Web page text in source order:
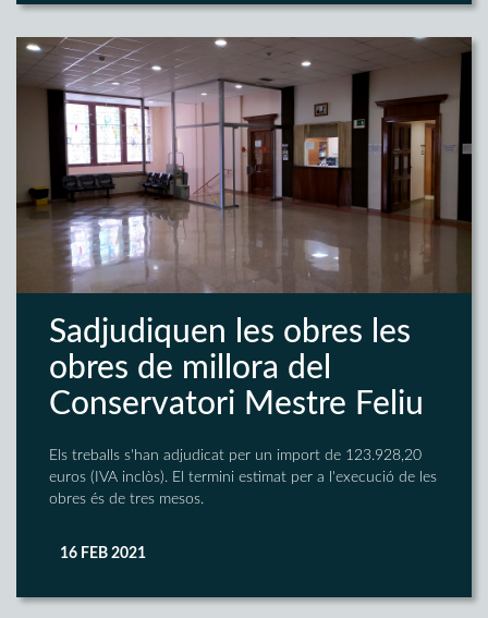
Sadjudiquen les obres les
obres de millora del
Conservatori Mestre Feliu
Els treballs s'han adjudicat per un import de 123.928,20
euros (IVA inclòs). El termini estimat per a l'execució de les
obres és de tres mesos.
16 FEB 2021